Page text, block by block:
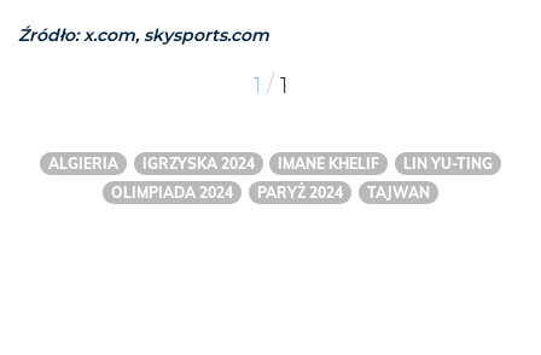
Źródło: x.com, skysports.com
1 / 1
ALGIERIA IGRZYSKA 2024 IMANE KHELIF
LIN YU-TING
OLIMPIADA 2024
PARYŻ 2024 TAJWAN